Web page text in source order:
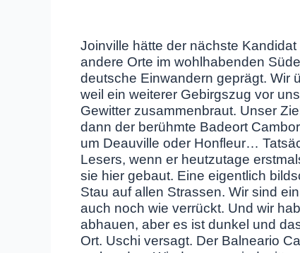
Joinville hätte der nächste
andere Orte im wohlhabenden
deutsche Einwandern geprägt. Wir
weil ein weiterer Gebirgszug vor
Gewitter zusammenbraut. Unser
dann der berühmte Badeort
um Deauville oder Honfleur…
Lesers, wenn er heutzutage
sie hier gebaut. Eine eigentlich
Stau auf allen Strassen. Wir sind
auch noch wie verrückt. Und wir
abhauen, aber es ist dunkel und
Ort. Uschi versagt. Der Balneario